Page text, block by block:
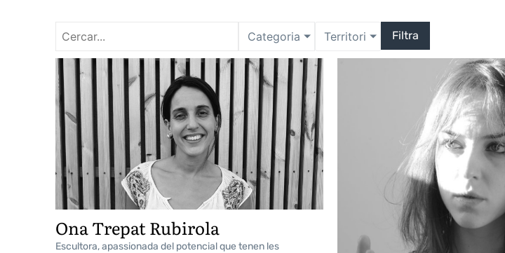
Categoria Territori Filtra
Ona Trepat Rubirola
Escultora, apassionada del potencial que tenen les